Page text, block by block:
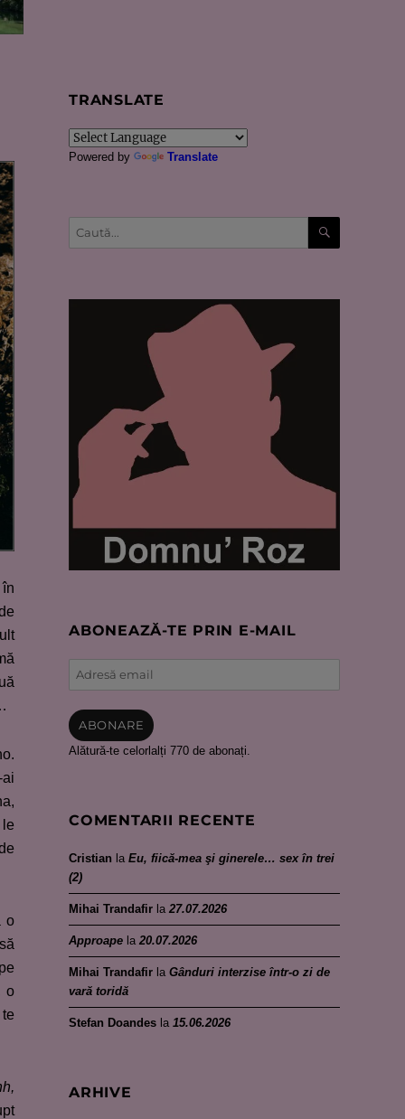
o
o
TRANSLATE
Powered by Translate
Caută
după:
CĂUTARE
ABONEAZĂ-TE PRIN E-MAIL
Adresă
email
ABONARE
Alătură-te celorlalți 770 de abonați.
COMENTARII RECENTE
Cristian la Eu, fiică-mea şi ginerele… sex în trei
(2)
Mihai Trandafir la 27.07.2026
Approape la 20.07.2026
Mihai Trandafir la Gânduri interzise într-o zi de
vară toridă
Stefan Doandes la 15.06.2026
ARHIVE